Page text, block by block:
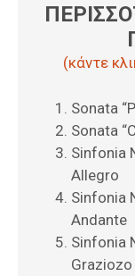
(κάντε
Sonata
Sonata
Sinfonia
Allegro
Sinfonia
Andante
Sinfonia
Graziozo